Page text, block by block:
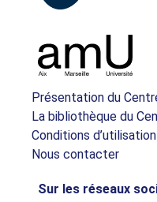
Présentation du
La bibliothèque du
Conditions d’utilisation
Nous contacter
Sur les réseaux